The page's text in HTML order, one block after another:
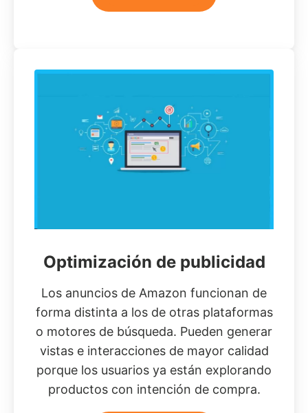
Optimización de publicidad
Los anuncios de Amazon funcionan de
forma distinta a los de otras plataformas
o motores de búsqueda. Pueden generar
vistas e interacciones de mayor calidad
porque los usuarios ya están explorando
productos con intención de compra.